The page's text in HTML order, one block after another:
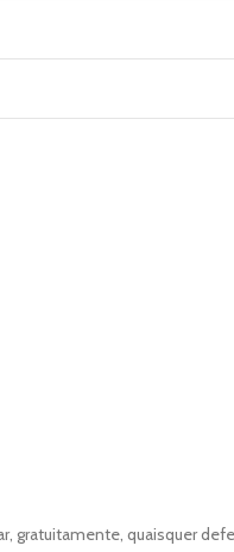
gratuitamente, quaisquer